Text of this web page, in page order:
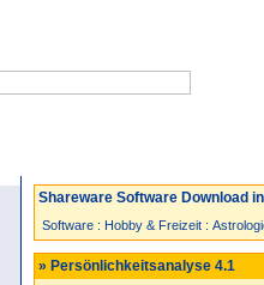
Shareware Software Download
Software : Hobby & Freizeit :
» Persönlichkeitsanalyse 4.1